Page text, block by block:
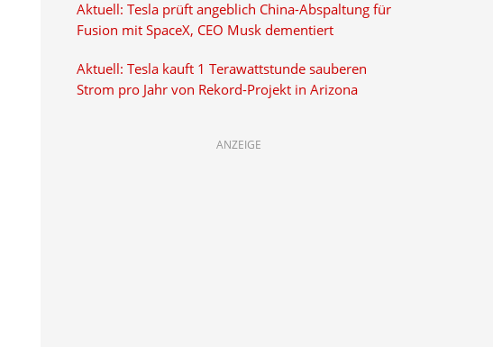
Aktuell: Tesla prüft angeblich China-Abspaltung für
Fusion mit SpaceX, CEO Musk dementiert
Aktuell: Tesla kauft 1 Terawattstunde sauberen
Strom pro Jahr von Rekord-Projekt in Arizona
ANZEIGE